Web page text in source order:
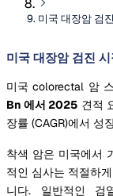
미국 대장암 검
미국 대장암 검진
미국 colorectal 암
Bn 에서 2025 견적
장률 (CAGR)에서 성
착색 암은 미국에서
적인 심사는 적절하
니다. 일반적인